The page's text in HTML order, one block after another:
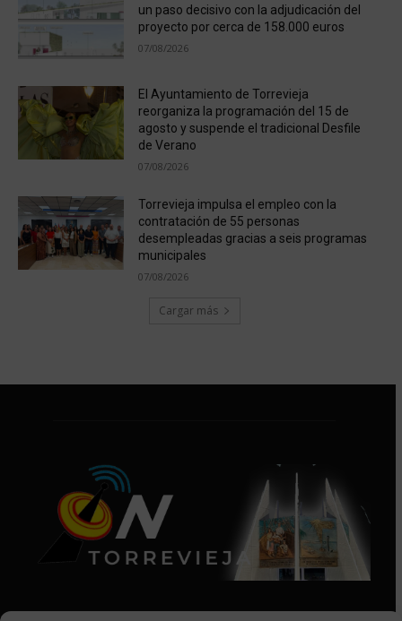
un paso decisivo con la adjudicación del
proyecto por cerca de 158.000 euros
07/08/2026
El Ayuntamiento de Torrevieja
reorganiza la programación del 15 de
agosto y suspende el tradicional Desfile
de Verano
07/08/2026
Torrevieja impulsa el empleo con la
contratación de 55 personas
desempleadas gracias a seis programas
municipales
07/08/2026
Cargar más